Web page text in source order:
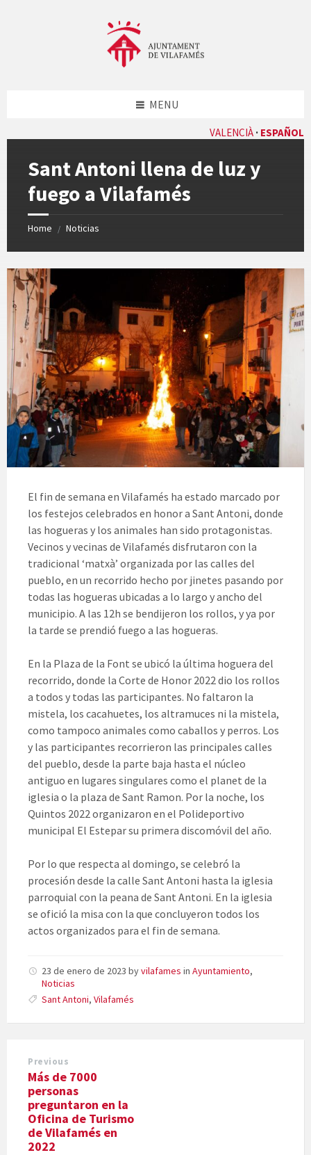
VALENCIÀ ESPAÑOL
MENU
Sant Antoni llena de luz y
fuego a Vilafamés
Home / Noticias
El fin de semana en Vilafamés ha estado marcado por
los festejos celebrados en honor a Sant Antoni, donde
las hogueras y los animales han sido protagonistas.
Vecinos y vecinas de Vilafamés disfrutaron con la
tradicional ‘matxà’ organizada por las calles del
pueblo, en un recorrido hecho por jinetes pasando por
todas las hogueras ubicadas a lo largo y ancho del
municipio. A las 12h se bendijeron los rollos, y ya por
la tarde se prendió fuego a las hogueras.
En la Plaza de la Font se ubicó la última hoguera del
recorrido, donde la Corte de Honor 2022 dio los rollos
a todos y todas las participantes. No faltaron la
mistela, los cacahuetes, los altramuces ni la mistela,
como tampoco animales como caballos y perros. Los
y las participantes recorrieron las principales calles
del pueblo, desde la parte baja hasta el núcleo
antiguo en lugares singulares como el planet de la
iglesia o la plaza de Sant Ramon. Por la noche, los
Quintos 2022 organizaron en el Polideportivo
municipal El Estepar su primera discomóvil del año.
Por lo que respecta al domingo, se celebró la
procesión desde la calle Sant Antoni hasta la iglesia
parroquial con la peana de Sant Antoni. En la iglesia
se ofició la misa con la que concluyeron todos los
actos organizados para el fin de semana.
23 de enero de 2023 byvilafames in Ayuntamiento,
Noticias
Sant Antoni, Vilafamés
Previous
Más de 7000
personas
preguntaron en la
Oficina de Turismo
de Vilafamés en
2022